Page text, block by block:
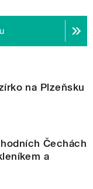
na Plzeňsku
Čechách
a